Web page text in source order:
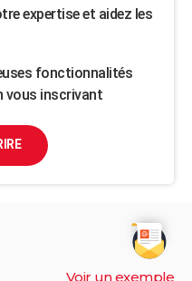
expertise et aidez les
fonctionnalités
vous inscrivant
Voir un exemple